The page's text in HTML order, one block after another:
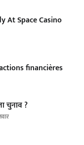
At Space Casino
financières
चुनाव ?